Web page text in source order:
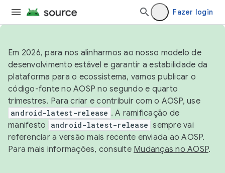
Fazer login
Em 2026, para nos alinharmos ao nosso modelo de
desenvolvimento estável e garantir a estabilidade da
plataforma para o ecossistema, vamos publicar o
código-fonte no AOSP no segundo e quarto
trimestres. Para criar e contribuir com o AOSP, use
android-latest-release . A ramificação de
manifesto
android-latest-release sempre vai
referenciar a versão mais recente enviada ao AOSP.
Para mais informações, consulte Mudanças no AOSP.